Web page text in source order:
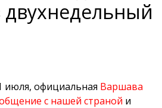
июля, официальная Варшава
с нашей страной и